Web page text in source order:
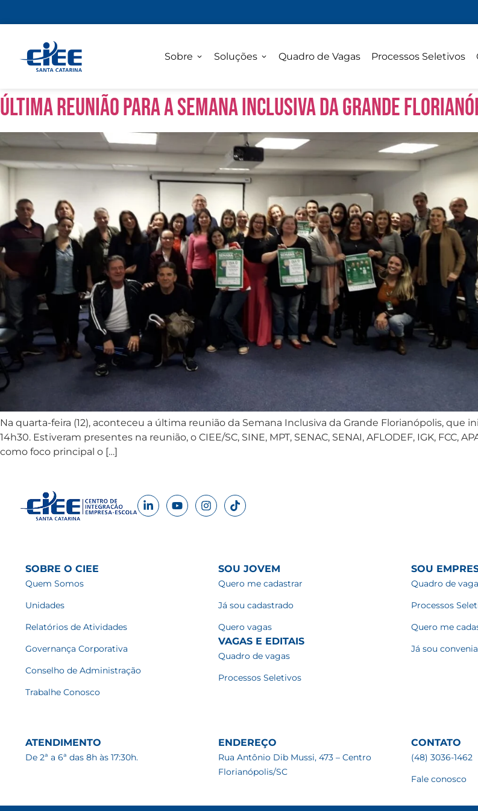
Sobre Soluções Quadro de Vagas Processos Seletivos
Última reunião para a Semana Inclusiva da Grande
Na quarta-feira (12), aconteceu a última reunião da Semana Inclusiva da Grande Florianópolis, que
14h30. Estiveram presentes na reunião, o CIEE/SC, SINE, MPT, SENAC, SENAI, AFLODEF, IGK, FCC,
como foco principal o […]
SOBRE O CIEE
Quem Somos
Unidades
Relatórios de Atividades
Governança Corporativa
Conselho de Administração
Trabalhe Conosco
SOU JOVEM
Quero me cadastrar
Já sou cadastrado
Quero vagas
VAGAS E EDITAIS
Quadro de vagas
Processos Seletivos
SOU
Quadro de
Processos
Quero me
Já sou
ATENDIMENTO
De 2ª a 6ª das 8h às 17:30h.
ENDEREÇO
Rua Antônio Dib Mussi, 473 – Centro
Florianópolis/SC
CONTATO
(48) 3036-1462
Fale conosco